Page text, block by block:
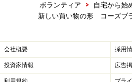
ボランティア
> 自宅から始
新しい買い物の形 コーズブ
会社概要 採用
投資家情報 広告